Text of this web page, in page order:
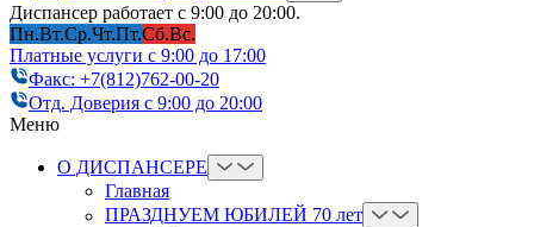
Диспансер работает с 9:00 до 20:00.
Пн.Вт.Ср.Чт.Пт.Сб.Вс.
Платные услуги с 9:00 до 17:00
Факс: +7(812)762-00-20
Отд. Доверия с 9:00 до 20:00
Меню
О ДИСПАНСЕРЕ
Главная
ПРАЗДНУЕМ ЮБИЛЕЙ 70 лет